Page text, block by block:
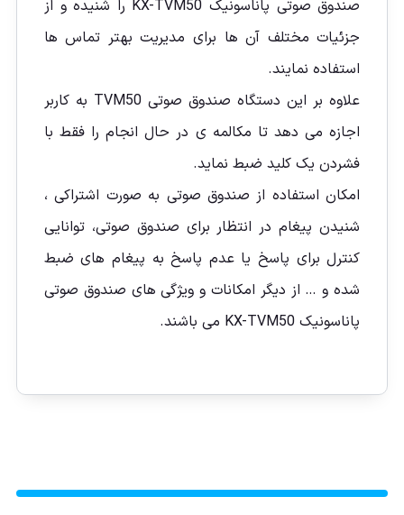
صندوق صوتی پاناسونیک KX-TVM50 را شنیده و از
جزئیات مختلف آن ها برای مدیریت بهتر تماس ها
استفاده نمایند.
علاوه بر این دستگاه صندوق صوتی TVM50 به کاربر
اجازه می دهد تا مکالمه ی در حال انجام را فقط با
فشردن یک کلید ضبط نماید.
امکان استفاده از صندوق صوتی به صورت اشتراکی ،
شنیدن پیغام در انتظار برای صندوق صوتی، توانایی
کنترل برای پاسخ یا عدم پاسخ به پیغام های ضبط
شده و … از دیگر امکانات و ویژگی های صندوق صوتی
پاناسونیک KX-TVM50 می باشند.